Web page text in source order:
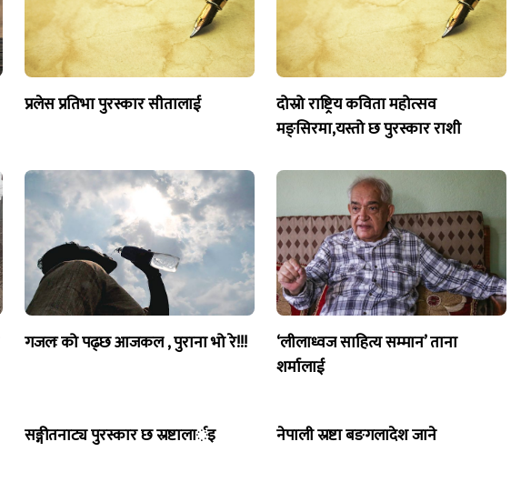
प्रलेस प्रतिभा पुरस्कार सीतालाई
दोस्रो राष्ट्रिय कविता महोत्सव
मङ्सिरमा,यस्तो छ पुरस्कार राशी
गजलः को पढ्छ आजकल , पुराना भो रे!!!
‘लीलाध्वज साहित्य सम्मान’ ताना
शर्मालाई
सङ्गीतनाट्य पुरस्कार छ स्रष्टालार्इ नेपाली स्रष्टा बङगलादेश जाने